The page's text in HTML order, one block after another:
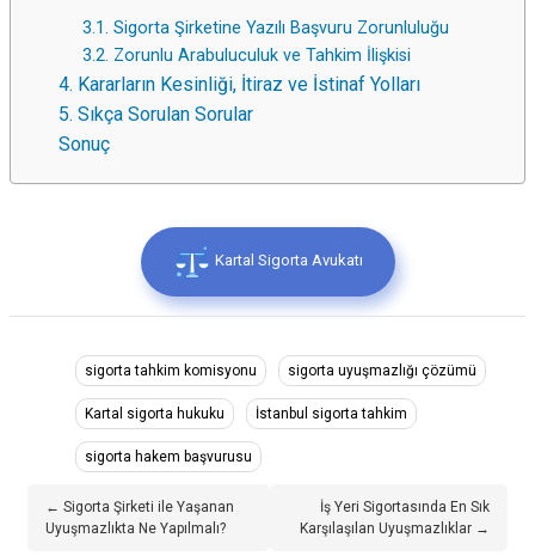
3.1. Sigorta Şirketine Yazılı Başvuru Zorunluluğu
3.2. Zorunlu Arabuluculuk ve Tahkim İlişkisi
4. Kararların Kesinliği, İtiraz ve İstinaf Yolları
5. Sıkça Sorulan Sorular
Sonuç
Kartal Sigorta Avukatı
sigorta tahkim komisyonu sigorta uyuşmazlığı çözümü
Kartal sigorta hukuku İstanbul sigorta tahkim
sigorta hakem başvurusu
← Sigorta Şirketi ile Yaşanan
Uyuşmazlıkta Ne Yapılmalı?
İş Yeri Sigortasında En Sık
Karşılaşılan Uyuşmazlıklar →